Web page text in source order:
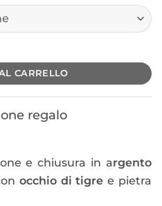
CARRELLO
regalo
e chiusura in argento
occhio di tigre e pietra